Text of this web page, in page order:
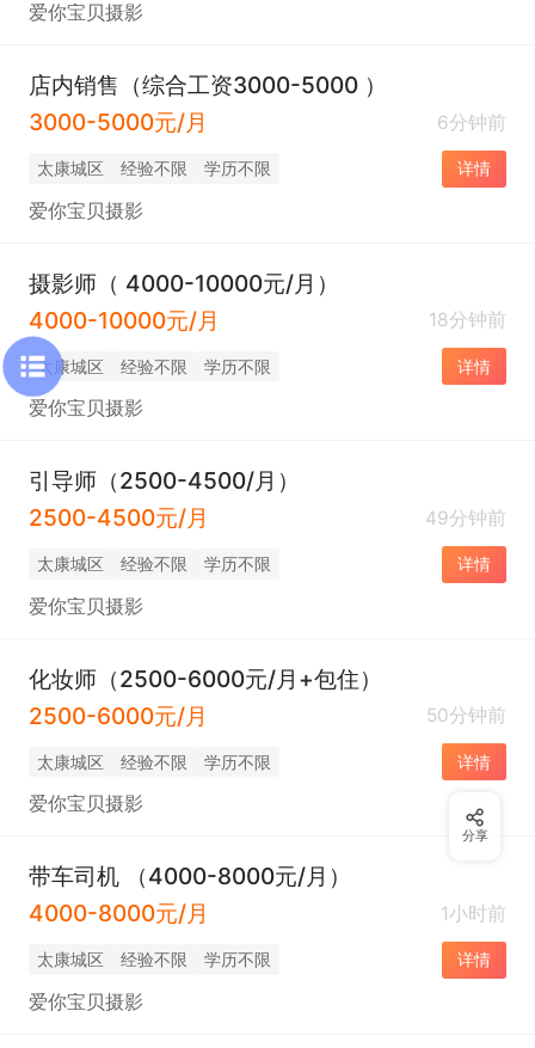
爱你宝贝摄影
店内销售（综合工资3000-5000 ）
3000-5000元/月
6分钟前
太康城区 经验不限 学历不限 详情
爱你宝贝摄影
摄影师（ 4000-10000元/月）
4000-10000元/月
18分钟前
太康城区 经验不限 学历不限 详情
爱你宝贝摄影
引导师（2500-4500/月）
2500-4500元/月
49分钟前
太康城区 经验不限 学历不限 详情
爱你宝贝摄影
化妆师（2500-6000元/月+包住）
2500-6000元/月
50分钟前
太康城区 经验不限 学历不限 详情
爱你宝贝摄影
带车司机 （4000-8000元/月）
4000-8000元/月
1小时前
太康城区 经验不限 学历不限 详情
爱你宝贝摄影
分享